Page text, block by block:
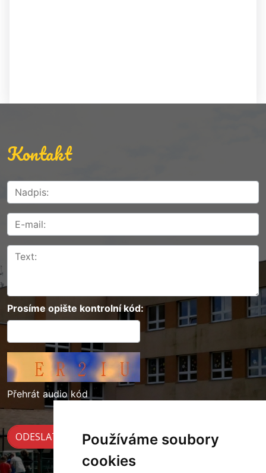
Používáme soubory
cookies
Kontakt
Prosíme opište kontrolní kód:
Přehrát audio kód